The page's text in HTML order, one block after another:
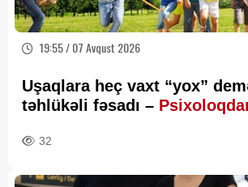
19:55 / 07 Avqust 2026
Uşaqlara heç vaxt “yox”
təhlükəli fəsadı –
32